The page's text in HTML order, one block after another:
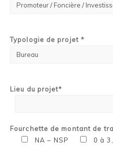
Typologie de projet *
Lieu du projet*
Fourchette de montant de
NA – NSP
0 à